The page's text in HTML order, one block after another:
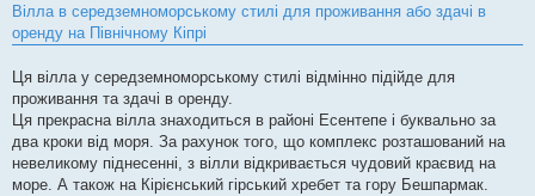
в
д
л
е
н
н
я
Вілла в середземноморському стилі для проживання або здачі в
оренду на Північному Кіпрі
Ця вілла у середземноморському стилі відмінно підійде для
проживання та здачі в оренду.
Ця прекрасна вілла знаходиться в районі Есентепе і буквально за
два кроки від моря. За рахунок того, що комплекс розташований на
невеликому піднесенні, з вілли відкривається чудовий краєвид на
море. А також на Кірієнський гірський хребет та гору Бешпармак.